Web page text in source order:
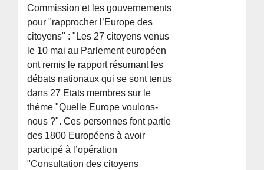
Commission et les gouvernements
pour "rapprocher l’Europe des
citoyens" : "Les 27 citoyens venus
le 10 mai au Parlement européen
ont remis le rapport résumant les
débats nationaux qui se sont tenus
dans 27 Etats membres sur le
thème "Quelle Europe voulons-
nous ?". Ces personnes font partie
des 1800 Européens à avoir
participé à l’opération
"Consultation des citoyens